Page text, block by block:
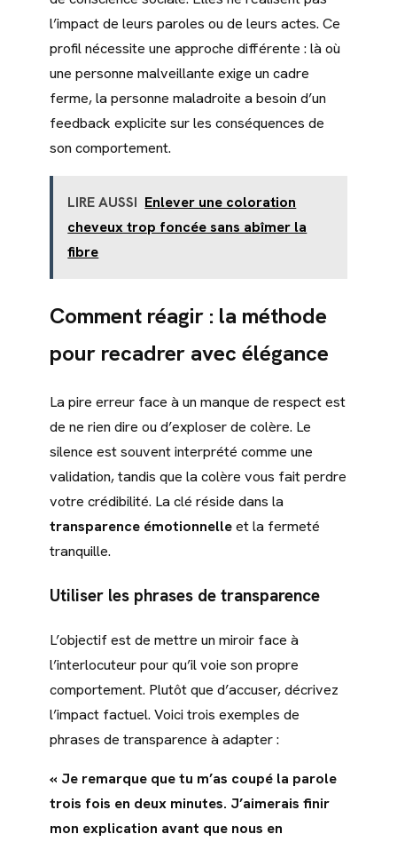
l’impact de leurs paroles ou de leurs actes. Ce
profil nécessite une approche différente : là où
une personne malveillante exige un cadre
ferme, la personne maladroite a besoin d’un
feedback explicite sur les conséquences de
son comportement.
LIRE AUSSI Enlever une coloration
cheveux trop foncée sans abîmer la
fibre
Comment réagir : la méthode
pour recadrer avec élégance
La pire erreur face à un manque de respect est
de ne rien dire ou d’exploser de colère. Le
silence est souvent interprété comme une
validation, tandis que la colère vous fait perdre
votre crédibilité. La clé réside dans la
transparence émotionnelleet la fermeté
tranquille.
Utiliser les phrases de transparence
L’objectif est de mettre un miroir face à
l’interlocuteur pour qu’il voie son propre
comportement. Plutôt que d’accuser, décrivez
l’impact factuel. Voici trois exemples de
phrases de transparence à adapter :
« Je remarque que tu m’as coupé la parole
trois fois en deux minutes. J’aimerais finir
mon explication avant que nous en